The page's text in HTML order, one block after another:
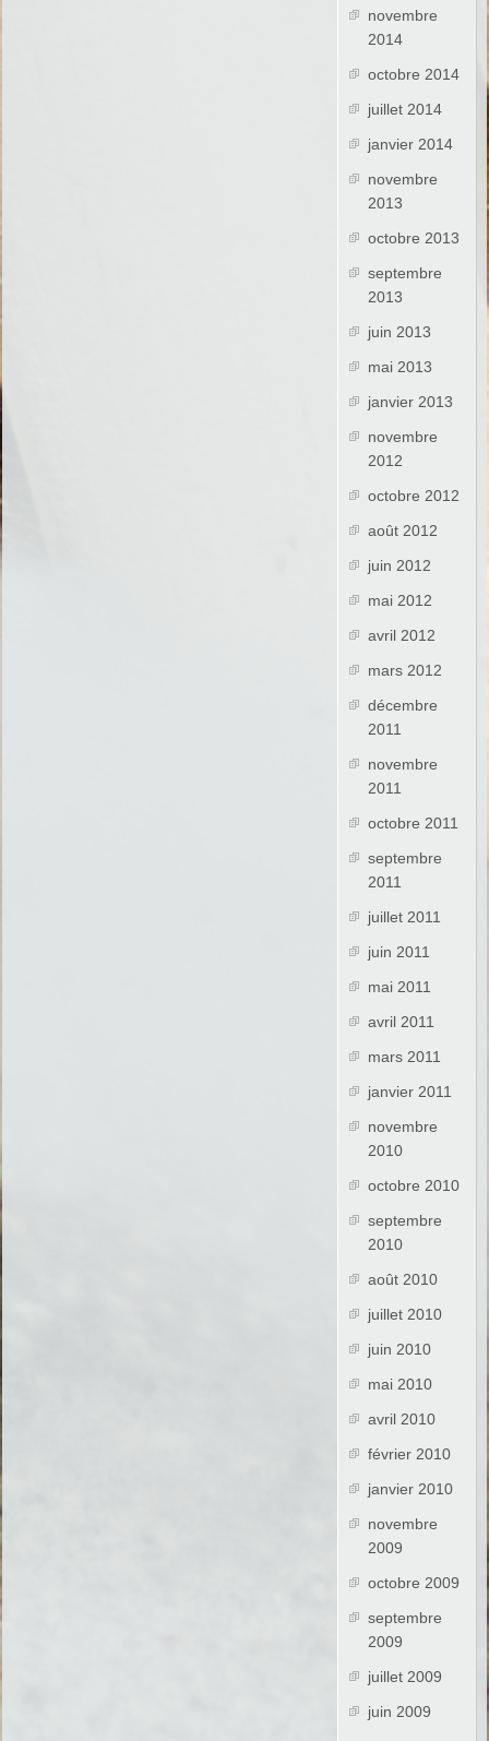
novembre
2014
octobre 2014
juillet 2014
janvier 2014
novembre
2013
octobre 2013
septembre
2013
juin 2013
mai 2013
janvier 2013
novembre
2012
octobre 2012
août 2012
juin 2012
mai 2012
avril 2012
mars 2012
décembre
2011
novembre
2011
octobre 2011
septembre
2011
juillet 2011
juin 2011
mai 2011
avril 2011
mars 2011
janvier 2011
novembre
2010
octobre 2010
septembre
2010
août 2010
juillet 2010
juin 2010
mai 2010
avril 2010
février 2010
janvier 2010
novembre
2009
octobre 2009
septembre
2009
juillet 2009
juin 2009